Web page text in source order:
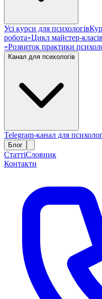
Усі курси для психологів
робота»Цикл майстер-
«Розвиток практики
Канал для психологів
Telegram-канал для
Блог
СтаттіСловник
Контакти